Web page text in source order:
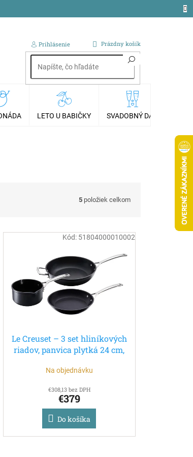
Prihlásenie
NÁKUPNÝ
KOŠÍK
Prázdny košík
LETO U BABIČKY SVADOBNÝ DAR
5 položiek celkom
Le Creuset – 3 set hliníkových
riadov, panvica plytká 24 cm,
hrniec 16 cm
Na objednávku
€308,13 bez DPH
€379
Do košíka
Kód: 51804000010002